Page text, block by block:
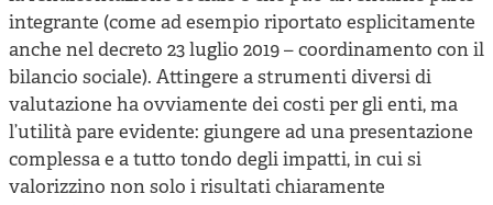
integrante (come ad esempio riportato esplicitamente
anche nel decreto 23 luglio 2019 – coordinamento con il
bilancio sociale). Attingere a strumenti diversi di
valutazione ha ovviamente dei costi per gli enti, ma
l’utilità pare evidente: giungere ad una presentazione
complessa e a tutto tondo degli impatti, in cui si
valorizzino non solo i risultati chiaramente